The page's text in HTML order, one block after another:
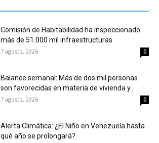
Comisión de Habitabilidad ha inspeccionado
más de 51.000 mil infraestructuras
7 agosto, 2026 0
Balance semanal: Más de dos mil personas
son favorecidas en materia de vivienda y...
7 agosto, 2026 0
Alerta Climática: ¿El Niño en Venezuela hasta
qué año se prolongará?